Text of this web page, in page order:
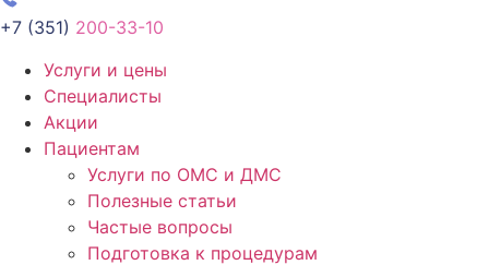
+7 (351) 200-33-10
Услуги и цены
Специалисты
Акции
Пациентам
Услуги по ОМС и ДМС
Полезные статьи
Частые вопросы
Подготовка к процедурам